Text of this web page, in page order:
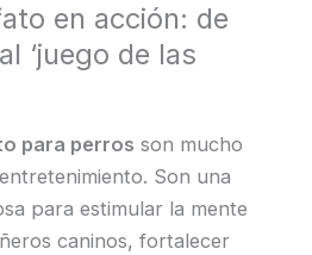
en acción: de
‘juego de las
para perros son mucho
Son una
para estimular la mente
caninos, fortalecer